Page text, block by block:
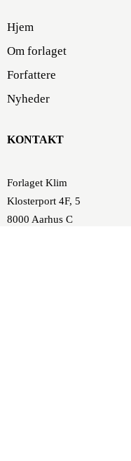
Hjem
Om forlaget
Forfattere
Nyheder
KONTAKT
Forlaget Klim
Klosterport 4F, 5
8000 Aarhus C